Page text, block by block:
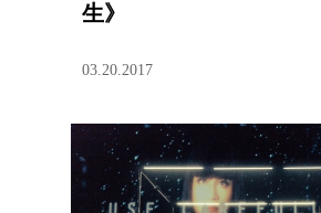
生》
03.20.2017